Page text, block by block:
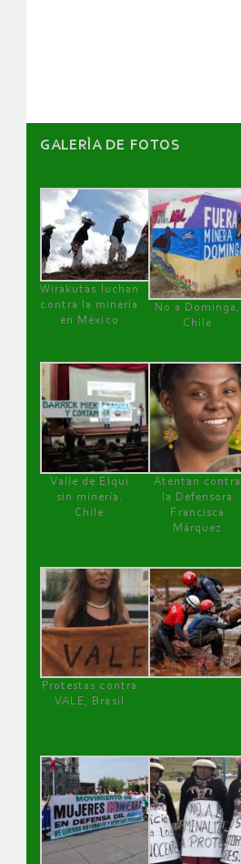
GALERÌA DE FOTOS
Wirakutas luchan
contra la minería
en México
No a Dominga,
Chile
Valle de Elqui
sin minería.
Chile
Atentan contra
la Defensora
Francisca
Márquez
Protestas contra
VALE, Brasil